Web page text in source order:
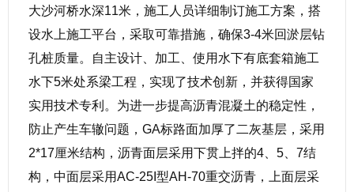
大沙河桥水深11米，施工人员详细制订施工方案，搭
设水上施工平台，采取可靠措施，确保3-4米回淤层钻
孔桩质量。自主设计、加工、使用水下有底套箱施工
水下5米处系梁工程，实现了技术创新，并获得国家
实用技术专利。为进一步提高沥青混凝土的稳定性，
防止产生车辙问题，GA标路面加厚了二灰基层，采用
2*17厘米结构，沥青面层采用下贯上拌的4、5、7结
构，中面层采用AC-25I型AH-70重交沥青，上面层采